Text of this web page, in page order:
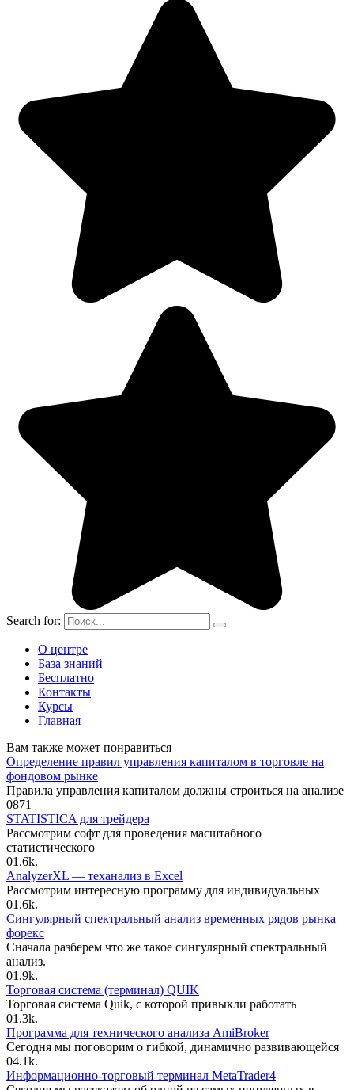
Search for:
О центре
База знаний
Бесплатно
Контакты
Курсы
Главная
Вам также может понравиться
Определение правил управления капиталом в торговле на
фондовом рынке
Правила управления капиталом должны строиться на анализе
0871
STATISTICA для трейдера
Рассмотрим софт для проведения масштабного
статистического
01.6k.
AnalyzerXL — теханализ в Excel
Рассмотрим интересную программу для индивидуальных
01.6k.
Сингулярный спектральный анализ временных рядов рынка
форекс
Сначала разберем что же такое сингулярный спектральный
анализ.
01.9k.
Торговая система (терминал) QUIK
Торговая система Quik, с которой привыкли работать
01.3k.
Программа для технического анализа AmiBroker
Сегодня мы поговорим о гибкой, динамично развивающейся
04.1k.
Информационно-торговый терминал MetaTrader4